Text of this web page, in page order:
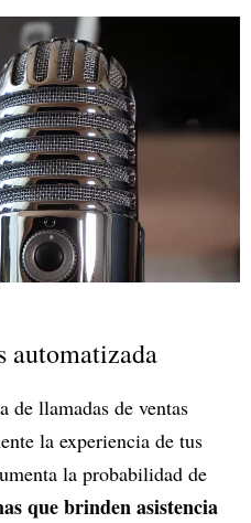
automatizada
de llamadas de ventas
la experiencia de tus
la probabilidad de
que brinden asistencia